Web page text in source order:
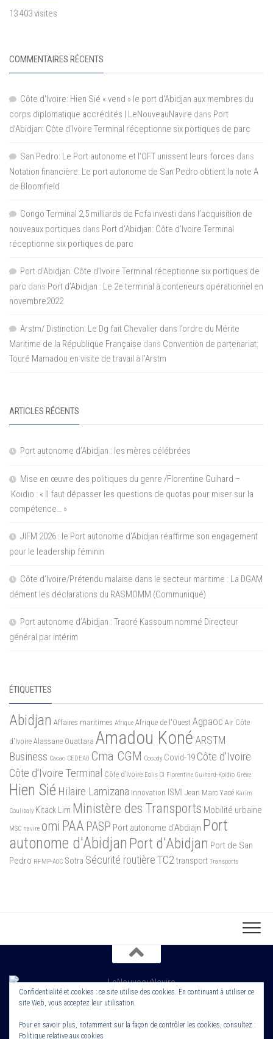
13 403 visites
COMMENTAIRES RÉCENTS
Côte d'Ivoire: Hien Sié « vend » le port d'Abidjan aux membres du
corps diplomatique accrédités | LeNouveauNavire dans Port
d’Abidjan: Côte d’Ivoire Terminal réceptionne six portiques de parc
San Pedro: Le Port autonome et l’OFT unissent leurs forces dans
Notation financière: Le port autonome de San Pedro obtient la note A
de Bloomfield
Congo Terminal 2,5 milliards de Fcfa investi dans l’acquisition de
nouveaux portiques dans Port d’Abidjan: Côte d’Ivoire Terminal
réceptionne six portiques de parc
Port d'Abidjan: Côte d’Ivoire Terminal réceptionne six portiques de
parc dans Port d’Abidjan : Le 2e terminal à conteneurs opérationnel en
novembre2022
Arstm/ Distinction: Le Dg fait Chevalier dans l’ordre du Mérite
Maritime de la République Française dans Convention de partenariat:
Touré Mamadou en visite de travail à l’Arstm
ARTICLES RÉCENTS
Port autonome d’Abidjan : les mères célébrées
Mise en œuvre des politiques du genre /Florentine Guihard –
Koidio : « Il faut dépasser les questions de quotas pour miser sur la
compétence… »
JIFM 2026 : le Port autonome d’Abidjan réaffirme son engagement
pour le leadership féminin
Côte d’Ivoire/Prétendu malaise dans le secteur maritime : La DGAM
dément les déclarations du RASMOMM (Communiqué)
Port autonome d’Abidjan : Traoré Kassoum nommé Directeur
général par intérim
ÉTIQUETTES
Abidjan Affaires maritimes Afrique Afrique de l'Ouest Agpaoc Air Côte
d'Ivoire Alassane Ouattara Amadou Koné ARSTM
Business Cacao CEDEAO Cma CGM Cocody Covid-19 Côte d'Ivoire
Côte d'Ivoire Terminal Côte d’Ivoire Eolis CI Florentine Guihard-Koidio Grève
Hien Sié Hilaire Lamizana Innovation ISMI Jean Marc Yacé Karim
Coulibaly Kitack Lim Ministère des Transports Mobilité urbaine
MSC navire omi PAA PASP Port autonome d'Abdiajn Port
autonome d'Abidjan Port d'Abidjan Port de San
Pedro RFMP-AOC Sotra Sécurité routièreTC2transport Transports
Copyright 2022. Le Nouveau Navire. Tout droit Réservé. Edité par
Cornerstone ROS
Confidentialité et cookies : ce site utilise des cookies. En continuant à utiliser ce
site Web, vous acceptez leur utilisation.
Pour en savoir plus, notamment sur la façon de contrôler les cookies, consultez :
Politique relative aux cookies